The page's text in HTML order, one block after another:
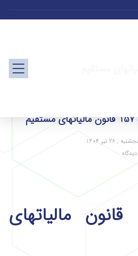
, 26 تیر 1404
ماده 157 قانون مالیاتهای